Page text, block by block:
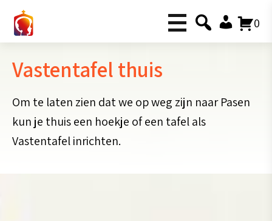
0
Vastentafel thuis
Om te laten zien dat we op weg zijn naar Pasen
kun je thuis een hoekje of een tafel als
Vastentafel inrichten.